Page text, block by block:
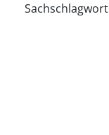
Sachschlagwort